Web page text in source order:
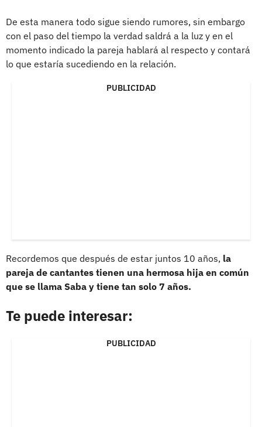
De esta manera todo sigue siendo rumores, sin embargo
con el paso del tiempo la verdad saldrá a la luz y en el
momento indicado la pareja hablará al respecto y contará
lo que estaría sucediendo en la relación.
PUBLICIDAD
Recordemos que después de estar juntos 10 años, la
pareja de cantantes tienen una hermosa hija en común
que se llama Saba y tiene tan solo 7 años.
Te puede interesar:
PUBLICIDAD